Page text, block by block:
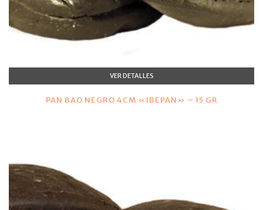
VER DETALLES
PAN BAO NEGRO 4CM «IBEPAN» – 15 GR